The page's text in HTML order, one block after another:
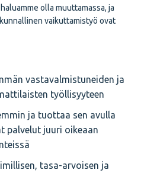
olla muuttamassa, ja
vaikuttamistyö ovat
vastavalmistuneiden ja
työllisyyteen
ja tuottaa sen avulla
palvelut juuri oikeaan
tasa-arvoisen ja